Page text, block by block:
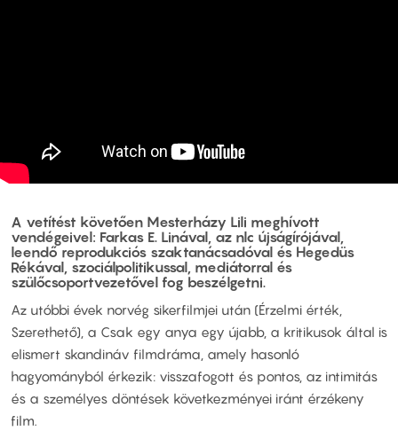
A vetítést követően Mesterházy Lili meghívott
vendégeivel: Farkas E. Linával, az nlc újságírójával,
leendő reprodukciós szaktanácsadóval és Hegedüs
Rékával, szociálpolitikussal, mediátorral és
szülőcsoportvezetővel fog beszélgetni.
Az utóbbi évek norvég sikerfilmjei után (Érzelmi érték,
Szerethető), a Csak egy anya egy újabb, a kritikusok által is
elismert skandináv filmdráma, amely hasonló
hagyományból érkezik: visszafogott és pontos, az intimitás
és a személyes döntések következményei iránt érzékeny
film.